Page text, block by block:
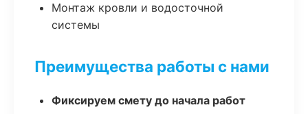
Монтаж кровли и водосточной
системы
Преимущества работы с нами
Фиксируем смету до начала работ